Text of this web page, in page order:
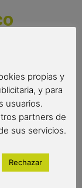
tejido extra
propias y
y para
usuarios.
partners de
sus servicios.
Rechazar